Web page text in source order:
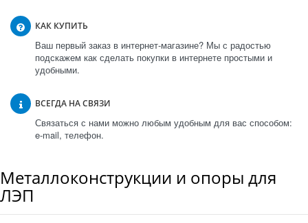
КАК КУПИТЬ
Ваш первый заказ в интернет-магазине? Мы с радостью
подскажем как сделать покупки в интернете простыми и
удобными.
ВСЕГДА НА СВЯЗИ
Связаться с нами можно любым удобным для вас способом:
e-mail, телефон.
Металлоконструкции и опоры для
ЛЭП